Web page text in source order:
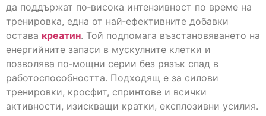
да поддържат по‑висока интензивност по време на
тренировка, една от най‑ефективните добавки
остава креатин. Той подпомага възстановяването на
енергийните запаси в мускулните клетки и
позволява по‑мощни серии без рязък спад в
работоспособността. Подходящ е за силови
тренировки, кросфит, спринтове и всички
активности, изискващи кратки, експлозивни усилия.